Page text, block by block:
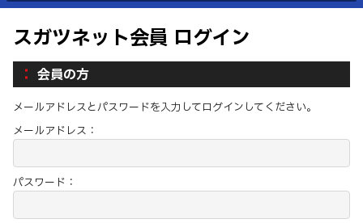
スガツネット会員 ログイン
会員の方
メールアドレスとパスワードを入力してログインしてください。
メールアドレス：
パスワード：